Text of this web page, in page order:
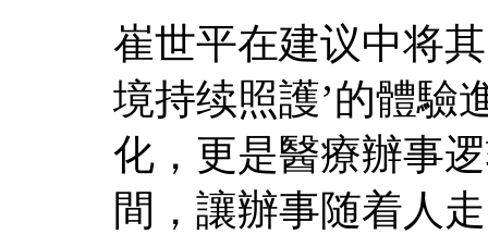
崔世平在建议中将
境持续照護’的體驗
化，更是醫療辦事
間，讓辦事随着人